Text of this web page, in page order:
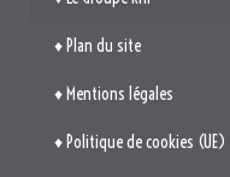
♦ Plan du site
♦ Mentions légales
♦ Politique de cookies (UE)